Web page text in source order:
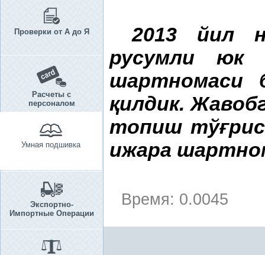
Проверки от А до Я
Расчеты с
персоналом
Умная подшивка
Экспортно-
Импортные Операции
2013 йил
русумли юк
шартномаси
қилдик.
топиш тўғ
ижара
Время: 0.0045